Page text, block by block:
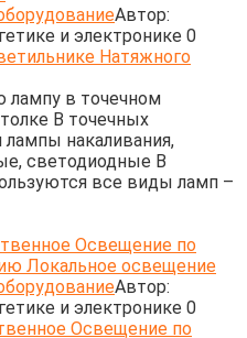
Автор:
и электронике 0
лампу в точечном
В точечных
лампы накаливания,
светодиодные В
все виды ламп –
Освещение по
Локальное освещение
Автор:
и электронике 0